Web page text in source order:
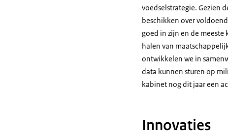
voedselstrategie. Gezien
beschikken over
goed in zijn en de meeste
halen van
ontwikkelen we in
data kunnen sturen op
kabinet nog dit jaar een
Innovaties